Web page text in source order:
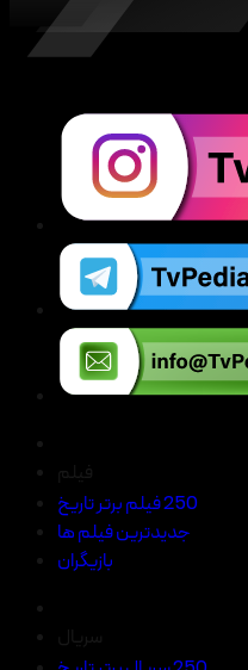
250 فیلم برتر تاریخ
جدیدترین فیلم ها
بازیگران